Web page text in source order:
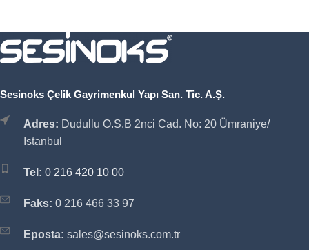
Sesinoks Çelik Gayrimenkul Yapı San. Tic. A.Ş.
Adres: Dudullu O.S.B 2nci Cad. No: 20 Ümraniye/
Istanbul
Tel: 0 216 420 10 00
Faks: 0 216 466 33 97
Eposta: sales@sesinoks.com.tr